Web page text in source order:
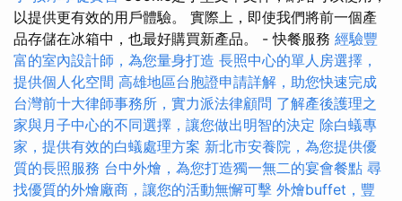
以提供更有效的用戶體驗。 實際上，即使我們將前一個產
品存儲在冰箱中，也最好購買新產品。 - 快餐服務 經驗豐
富的室內設計師，為您量身打造 長照中心的單人房選擇，
提供個人化空間 高雄地區台胞證申請詳解，助您快速完成
台灣前十大律師事務所，實力派法律顧問 了解產後護理之
家與月子中心的不同選擇，讓您做出明智的決定 除白蟻專
家，提供有效的白蟻處理方案 新北市安養院，為您提供優
質的長照服務 台中外燴，為您打造獨一無二的宴會餐點 尋
找優質的外燴廠商，讓您的活動無懈可擊 外燴buffet，豐